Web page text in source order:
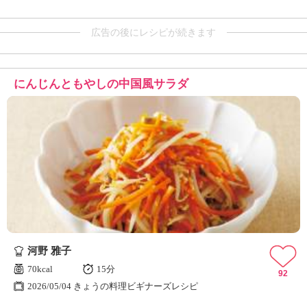
広告の後にレシピが続きます
にんじんともやしの中国風サラダ
河野 雅子
70kcal
15分
2026/05/04 きょうの料理ビギナーズレシピ
92